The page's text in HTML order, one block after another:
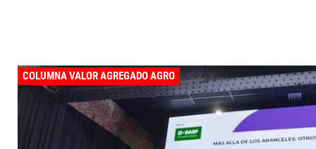
COLUMNA VALOR AGREGADO AGRO